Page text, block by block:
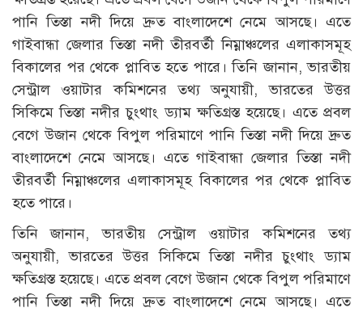
পানি তিস্তা নদী দিয়ে দ্রুত বাংলাদেশে নেমে আসছে। এতে
গাইবান্ধা জেলার তিস্তা নদী তীরবর্তী নিম্নাঞ্চলের এলাকাসমূহ
বিকালের পর থেকে প্লাবিত হতে পারে। তিনি জানান, ভারতীয়
সেন্ট্রাল ওয়াটার কমিশনের তথ্য অনুযায়ী, ভারতের উত্তর
সিকিমে তিস্তা নদীর চুংথাং ড্যাম ক্ষতিগ্রস্ত হয়েছে। এতে প্রবল
বেগে উজান থেকে বিপুল পরিমাণে পানি তিস্তা নদী দিয়ে দ্রুত
বাংলাদেশে নেমে আসছে। এতে গাইবান্ধা জেলার তিস্তা নদী
তীরবর্তী নিম্নাঞ্চলের এলাকাসমূহ বিকালের পর থেকে প্লাবিত
হতে পারে।
তিনি জানান, ভারতীয় সেন্ট্রাল ওয়াটার কমিশনের তথ্য
অনুযায়ী, ভারতের উত্তর সিকিমে তিস্তা নদীর চুংথাং ড্যাম
ক্ষতিগ্রস্ত হয়েছে। এতে প্রবল বেগে উজান থেকে বিপুল পরিমাণে
পানি তিস্তা নদী দিয়ে দ্রুত বাংলাদেশে নেমে আসছে। এতে